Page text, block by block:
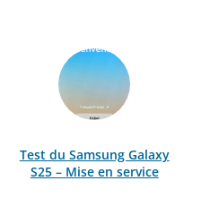
Test du Samsung Galaxy
S25 – Mise en service